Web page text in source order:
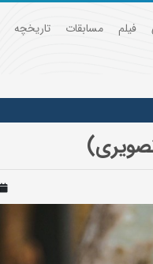
فیلم مسابقات تاریخچه